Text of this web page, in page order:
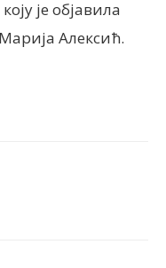
је објавила
Алексић.